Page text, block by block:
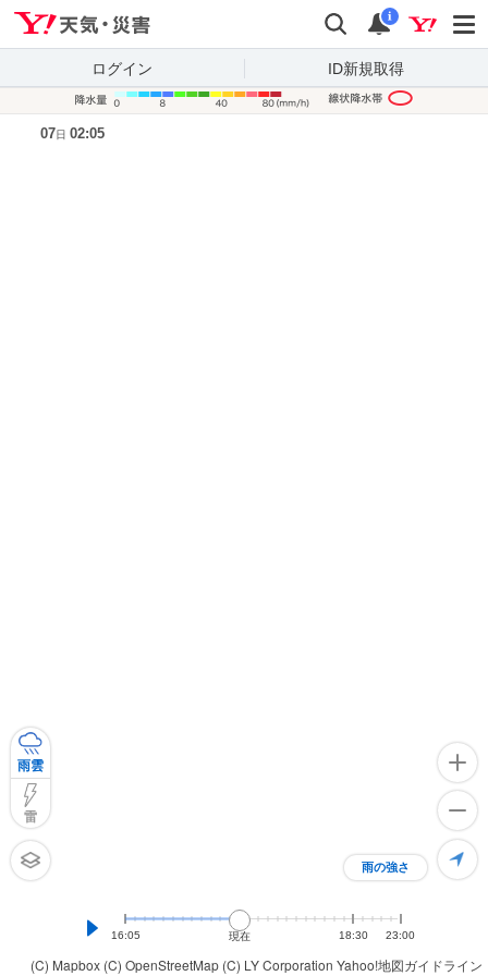
検索 通知
i
ログイン ID新規取得
(C) Mapbox (C) OpenStreetMap (C) LY Corporation Yahoo!地図ガイドライン
雨の強さ
雨雲
雷
16:05 現在 18:30 23:00
07日 02:05